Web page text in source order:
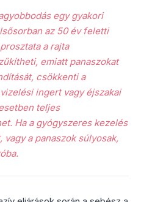
egy gyakori
az 50 év feletti
a rajta
emiatt panaszokat
csökkenti a
ingert vagy éjszakai
teljes
Ha a gyógyszeres kezelés
a panaszok súlyosak,